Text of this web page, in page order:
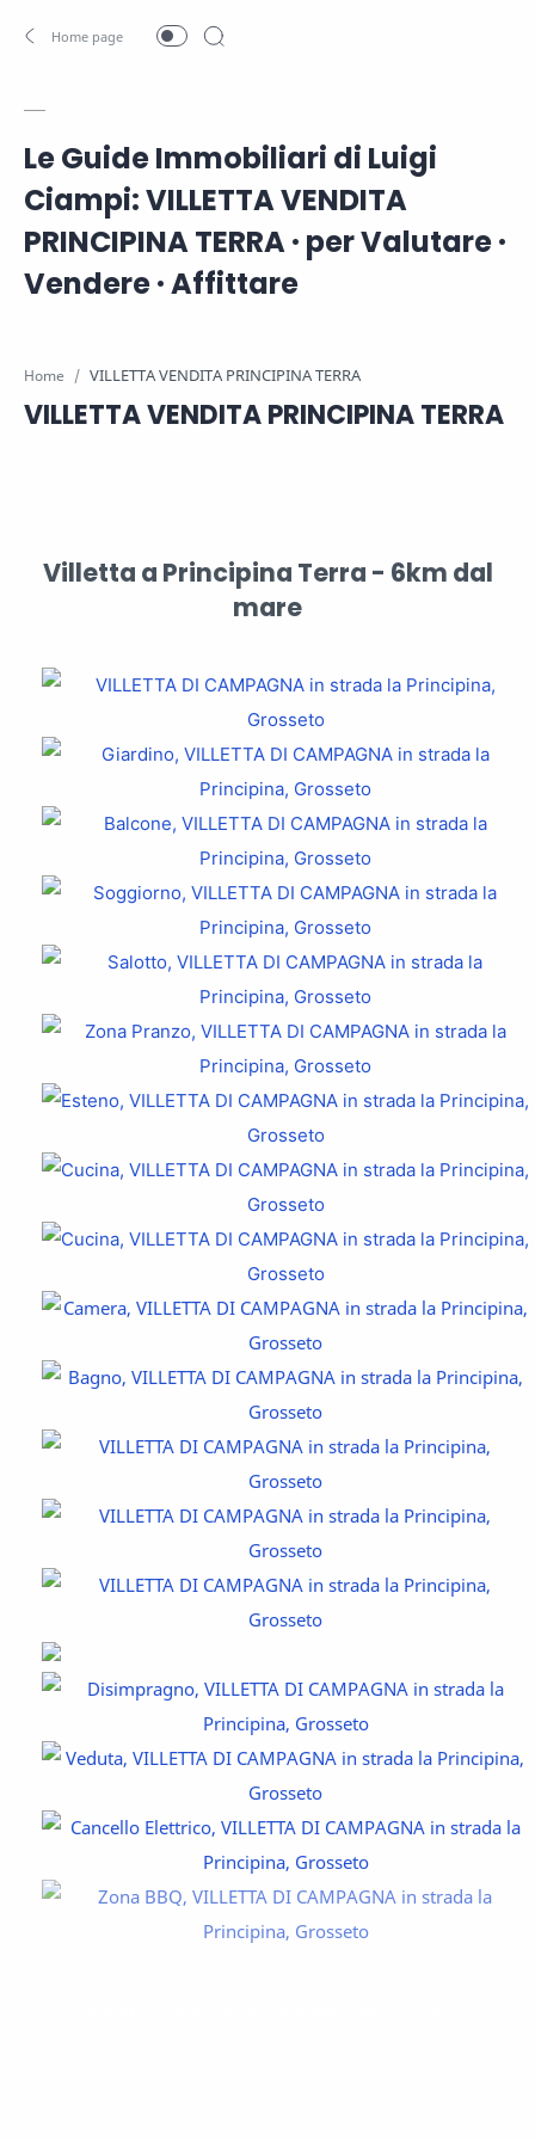
Le Guide Immobiliari di Luigi
Ciampi: VILLETTA VENDITA
PRINCIPINA TERRA · per Valutare ·
Vendere · Affittare
Home
VILLETTA VENDITA PRINCIPINA TERRA
Villetta a Principina Terra - 6km dal
mare